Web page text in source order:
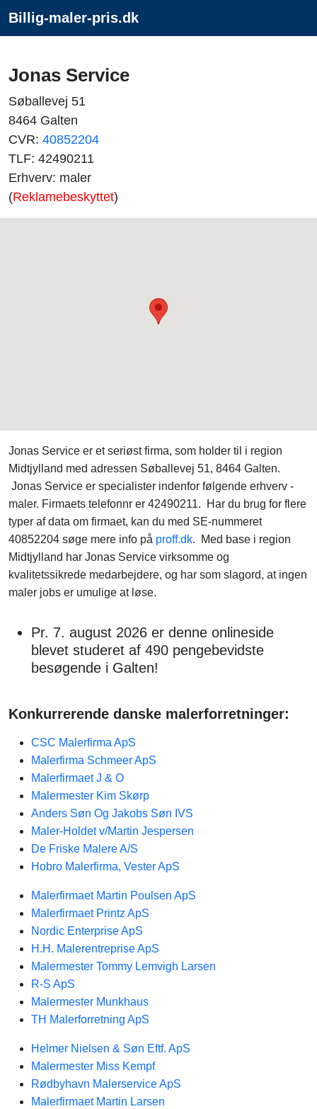
Billig-maler-pris.dk
Jonas Service
Søballevej 51
8464 Galten
CVR: 40852204
TLF: 42490211
Erhverv: maler
(Reklamebeskyttet)
Jonas Service er et seriøst firma, som holder til i region
Midtjylland med adressen Søballevej 51, 8464 Galten.
Jonas Service er specialister indenfor følgende erhverv -
maler. Firmaets telefonnr er 42490211. Har du brug for flere
typer af data om firmaet, kan du med SE-nummeret
40852204 søge mere info på proff.dk. Med base i region
Midtjylland har Jonas Service virksomme og
kvalitetssikrede medarbejdere, og har som slagord, at ingen
maler jobs er umulige at løse.
Pr. 7. august 2026 er denne onlineside
blevet studeret af 490 pengebevidste
besøgende i Galten!
Konkurrerende danske malerforretninger:
CSC Malerfirma ApS
Malerfirma Schmeer ApS
Malerfirmaet J & O
Malermester Kim Skørp
Anders Søn Og Jakobs Søn IVS
Maler-Holdet v/Martin Jespersen
De Friske Malere A/S
Hobro Malerfirma, Vester ApS
Malerfirmaet Martin Poulsen ApS
Malerfirmaet Printz ApS
Nordic Enterprise ApS
H.H. Malerentreprise ApS
Malermester Tommy Lemvigh Larsen
R-S ApS
Malermester Munkhaus
TH Malerforretning ApS
Helmer Nielsen & Søn Eftf. ApS
Malermester Miss Kempf
Rødbyhavn Malerservice ApS
Malerfirmaet Martin Larsen